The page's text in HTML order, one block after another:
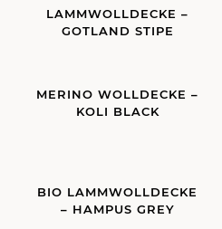
LAMMWOLLDECKE –
GOTLAND STIPE
MERINO WOLLDECKE –
KOLI BLACK
BIO LAMMWOLLDECKE
– HAMPUS GREY